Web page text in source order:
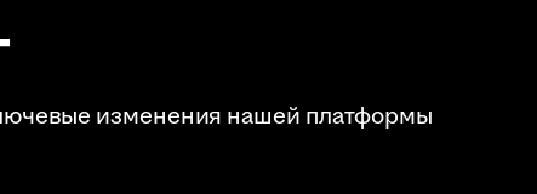
изменения нашей платформы